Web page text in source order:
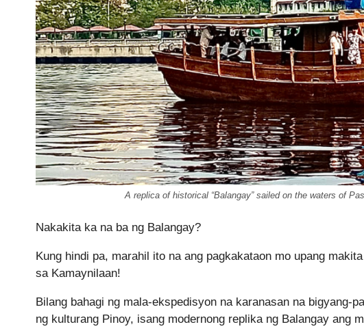
A replica of historical “Balangay” sailed on the waters of
Nakakita ka na ba ng Balangay?
Kung hindi pa, marahil ito na ang pagkakataon mo upang
sa Kamaynilaan!
Bilang bahagi ng mala-ekspedisyon na karanasan na bigyang-
ng kulturang Pinoy, isang modernong replika ng Balangay ang